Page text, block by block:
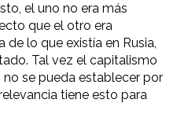
el uno no era más
que el otro era
de lo que existía en Rusia,
Tal vez el capitalismo
se pueda establecer por
tiene esto para